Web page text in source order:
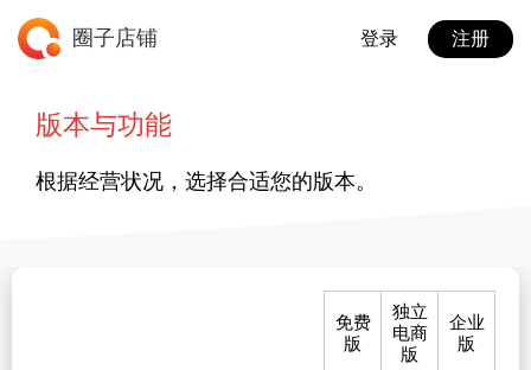
圈子店铺 登录 注册
版本与功能
根据经营状况，选择合适您的版本。
免费
版
独立
电商
版
企业
版